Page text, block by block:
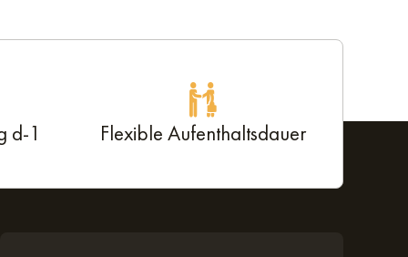
übernachten. Buchen Sie jetzt und sichern Sie sich
Unterkunft mit Terrasse, Garten und hochwertiger
d-1 Flexible Aufenthaltsdauer